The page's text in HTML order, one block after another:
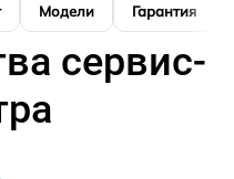
Модели Гарантия
сервис-